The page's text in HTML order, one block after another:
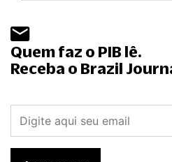
Quem faz o PIB lê.
Receba o Brazil